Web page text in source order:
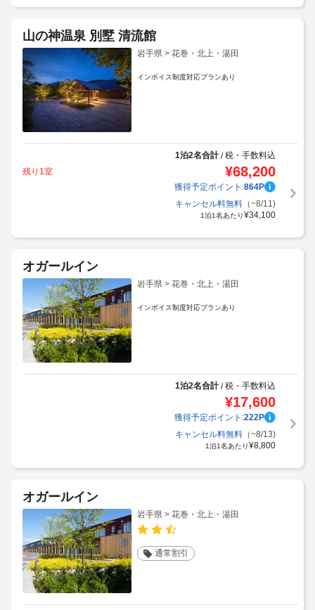
山の神温泉 別墅 清流館
岩手県 > 花巻・北上・湯田
インボイス制度対応プランあり
1泊2名合計/税・手数料込
残り1室
¥68,200
獲得予定ポイント:864P
キャンセル料無料（~8/11)
1泊1名あたり¥34,100
オガールイン
岩手県 > 花巻・北上・湯田
インボイス制度対応プランあり
1泊2名合計/税・手数料込
¥17,600
獲得予定ポイント:222P
キャンセル料無料（~8/13)
1泊1名あたり¥8,800
オガールイン
岩手県 > 花巻・北上・湯田
通常割引